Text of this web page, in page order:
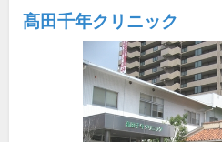
髙田千年クリニック